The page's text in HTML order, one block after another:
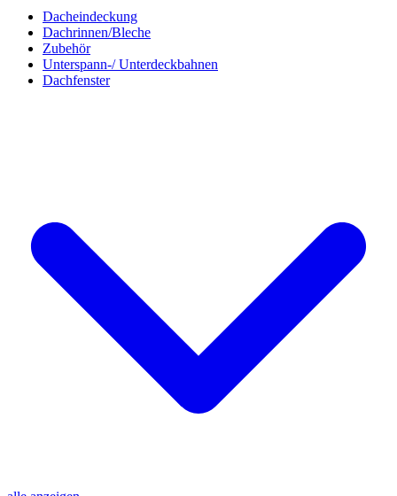
Dacheindeckung
Dachrinnen/Bleche
Zubehör
Unterspann-/ Unterdeckbahnen
Dachfenster